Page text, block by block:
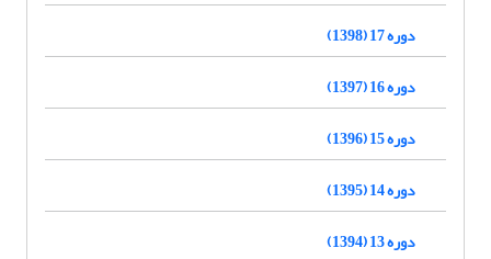
دوره 17 (1398)
دوره 16 (1397)
دوره 15 (1396)
دوره 14 (1395)
دوره 13 (1394)